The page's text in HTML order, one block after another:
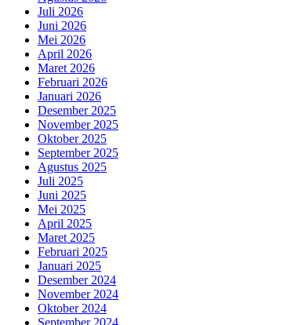
Juli 2026
Juni 2026
Mei 2026
April 2026
Maret 2026
Februari 2026
Januari 2026
Desember 2025
November 2025
Oktober 2025
September 2025
Agustus 2025
Juli 2025
Juni 2025
Mei 2025
April 2025
Maret 2025
Februari 2025
Januari 2025
Desember 2024
November 2024
Oktober 2024
September 2024